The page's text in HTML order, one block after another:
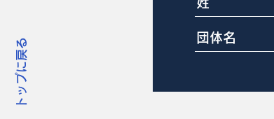
トップに戻る